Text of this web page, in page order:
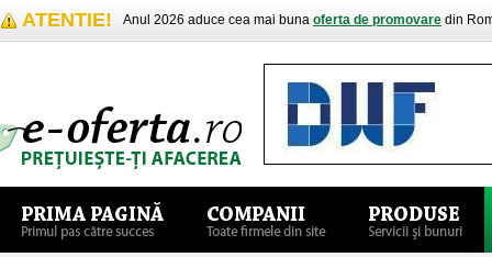
ATENTIE! Anul 2026 aduce cea mai buna oferta de promovare din